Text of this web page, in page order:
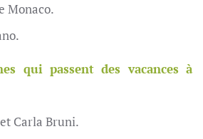
Monaco.
qui passent des vacances à
Carla Bruni.